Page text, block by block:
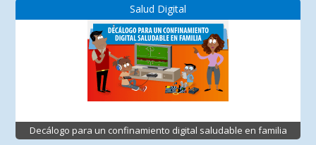
Salud Digital
Decálogo para un confinamiento digital saludable en familia